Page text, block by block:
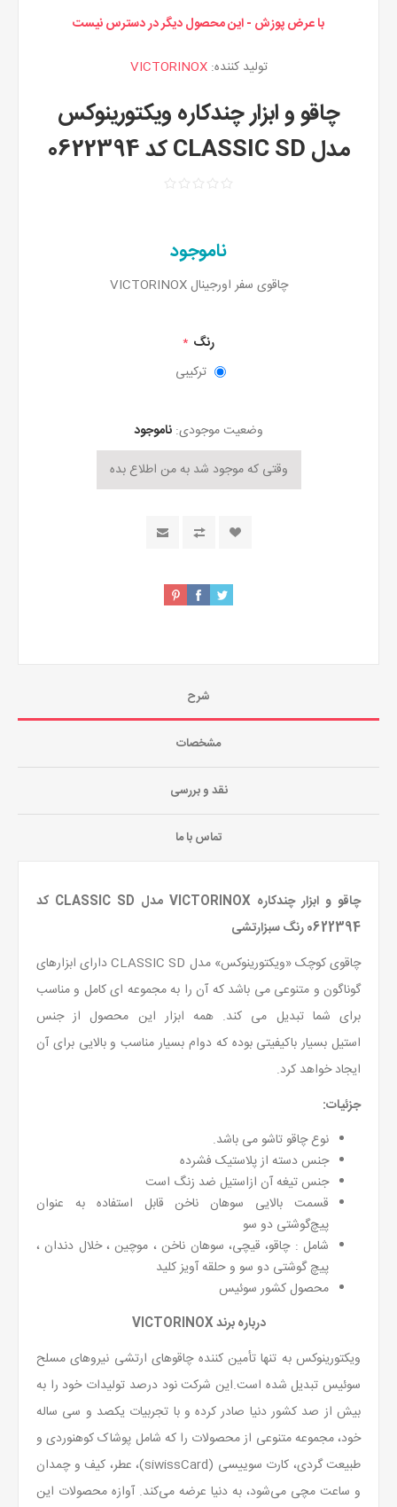
با عرض پوزش - این محصول دیگر در دسترس نیست
تولید کننده: VICTORINOX
چاقو و ابزار چندکاره ویکتورینوکس
مدل CLASSIC SD کد 0622394
ناموجود
چاقوی سفر اورجینال VICTORINOX
رنگ *
ترکیبی
وضعیت موجودی: ناموجود
شرح
مشخصات
نقد و بررسی
تماس با ما
چاقو و ابزار چندکاره VICTORINOX مدل CLASSIC SD کد
0622394 رنگ سبزارتشی
چاقوی کوچک «ویکتورینوکس» مدل CLASSIC SD دارای ابزارهای
گوناگون و متنوعی می باشد که آن را به مجموعه‌ ای کامل و مناسب
برای شما تبدیل می کند. همه ابزار این محصول از جنس
استیل بسیار باکیفیتی بوده که دوام بسیار مناسب و بالایی برای آن
ایجاد خواهد کرد.
جزئیات:
نوع چاقو تاشو می باشد.
جنس دسته از پلاستیک فشرده
جنس تیغه آن ازاستیل ضد زنگ است
قسمت بالایی سوهان ناخن قابل استفاده به عنوان
پیچ‌گوشتی دو سو
شامل : چاقو، قیچی، سوهان ناخن ، موچین ، خلال دندان ،
پیچ گوشتی دو سو و حلقه آویز کلید
محصول کشور سوئیس
درباره برند VICTORINOX
ویکتورینوکس به تنها تأمین کننده چاقوهای ارتشی نیروهای مسلح
سوئیس تبدیل شده است.این شرکت نود درصد تولیدات خود را به
بیش از صد کشور دنیا صادر کرده و با تجربیات یکصد و سی ساله
خود، مجموعه متنوعی از محصولات را که شامل پوشاک کوهنوردی و
طبیعت گردی، کارت سوییسی (siwissCard)، عطر، کیف و چمدان
و ساعت مچی می‌شود، به دنیا عرضه می‌کند. آوازه محصولات این